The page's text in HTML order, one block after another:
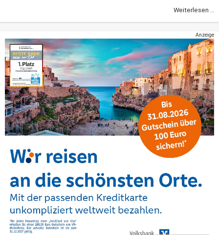
Weiterlesen ...
Anzeige